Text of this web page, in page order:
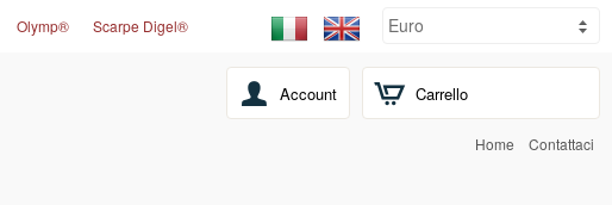
Carrello
Olymp® Scarpe Digel®
Account
Home Contattaci